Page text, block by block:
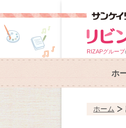
RIZAPグループ
ホ
ホーム